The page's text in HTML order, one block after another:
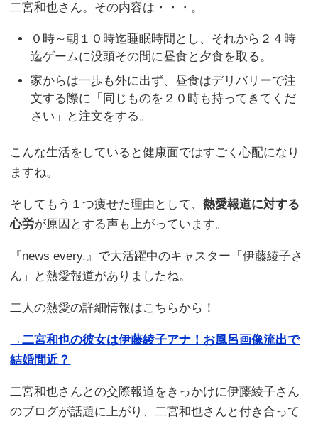
二宮和也さん。その内容は・・・。
０時～朝１０時迄睡眠時間とし、それから２４時
迄ゲームに没頭その間に昼食と夕食を取る。
家からは一歩も外に出ず、昼食はデリバリーで注
文する際に「同じものを２０時も持ってきてくだ
さい」と注文をする。
こんな生活をしていると健康面ではすごく心配になり
ますね。
そしてもう１つ痩せた理由として、熱愛報道に対する
心労が原因とする声も上がっています。
『news every.』で大活躍中のキャスター「伊藤綾子さ
ん」と熱愛報道がありましたね。
二人の熱愛の詳細情報はこちらから！
→二宮和也の彼女は伊藤綾子アナ！お風呂画像流出で
結婚間近？
二宮和也さんとの交際報道をきっかけに伊藤綾子さん
のブログが話題に上がり、二宮和也さんと付き合って